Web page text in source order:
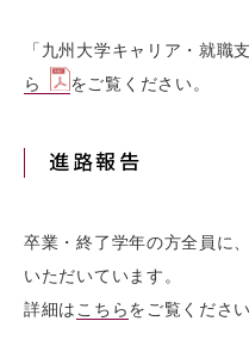
「九州大学キャリア・就職
ら
をご覧ください。
進路報告
卒業・終了学年の方全員に
いただいています。
詳細は こちらをご覧ください